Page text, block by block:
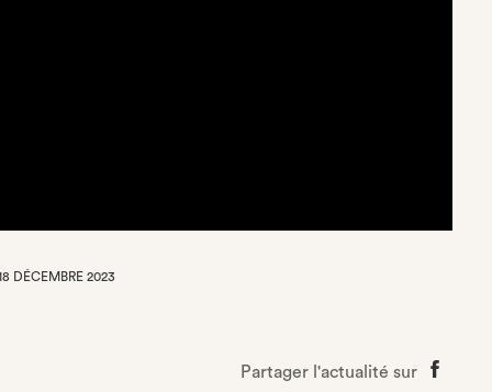
DÉCEMBRE 2023
Partager l'actualité sur